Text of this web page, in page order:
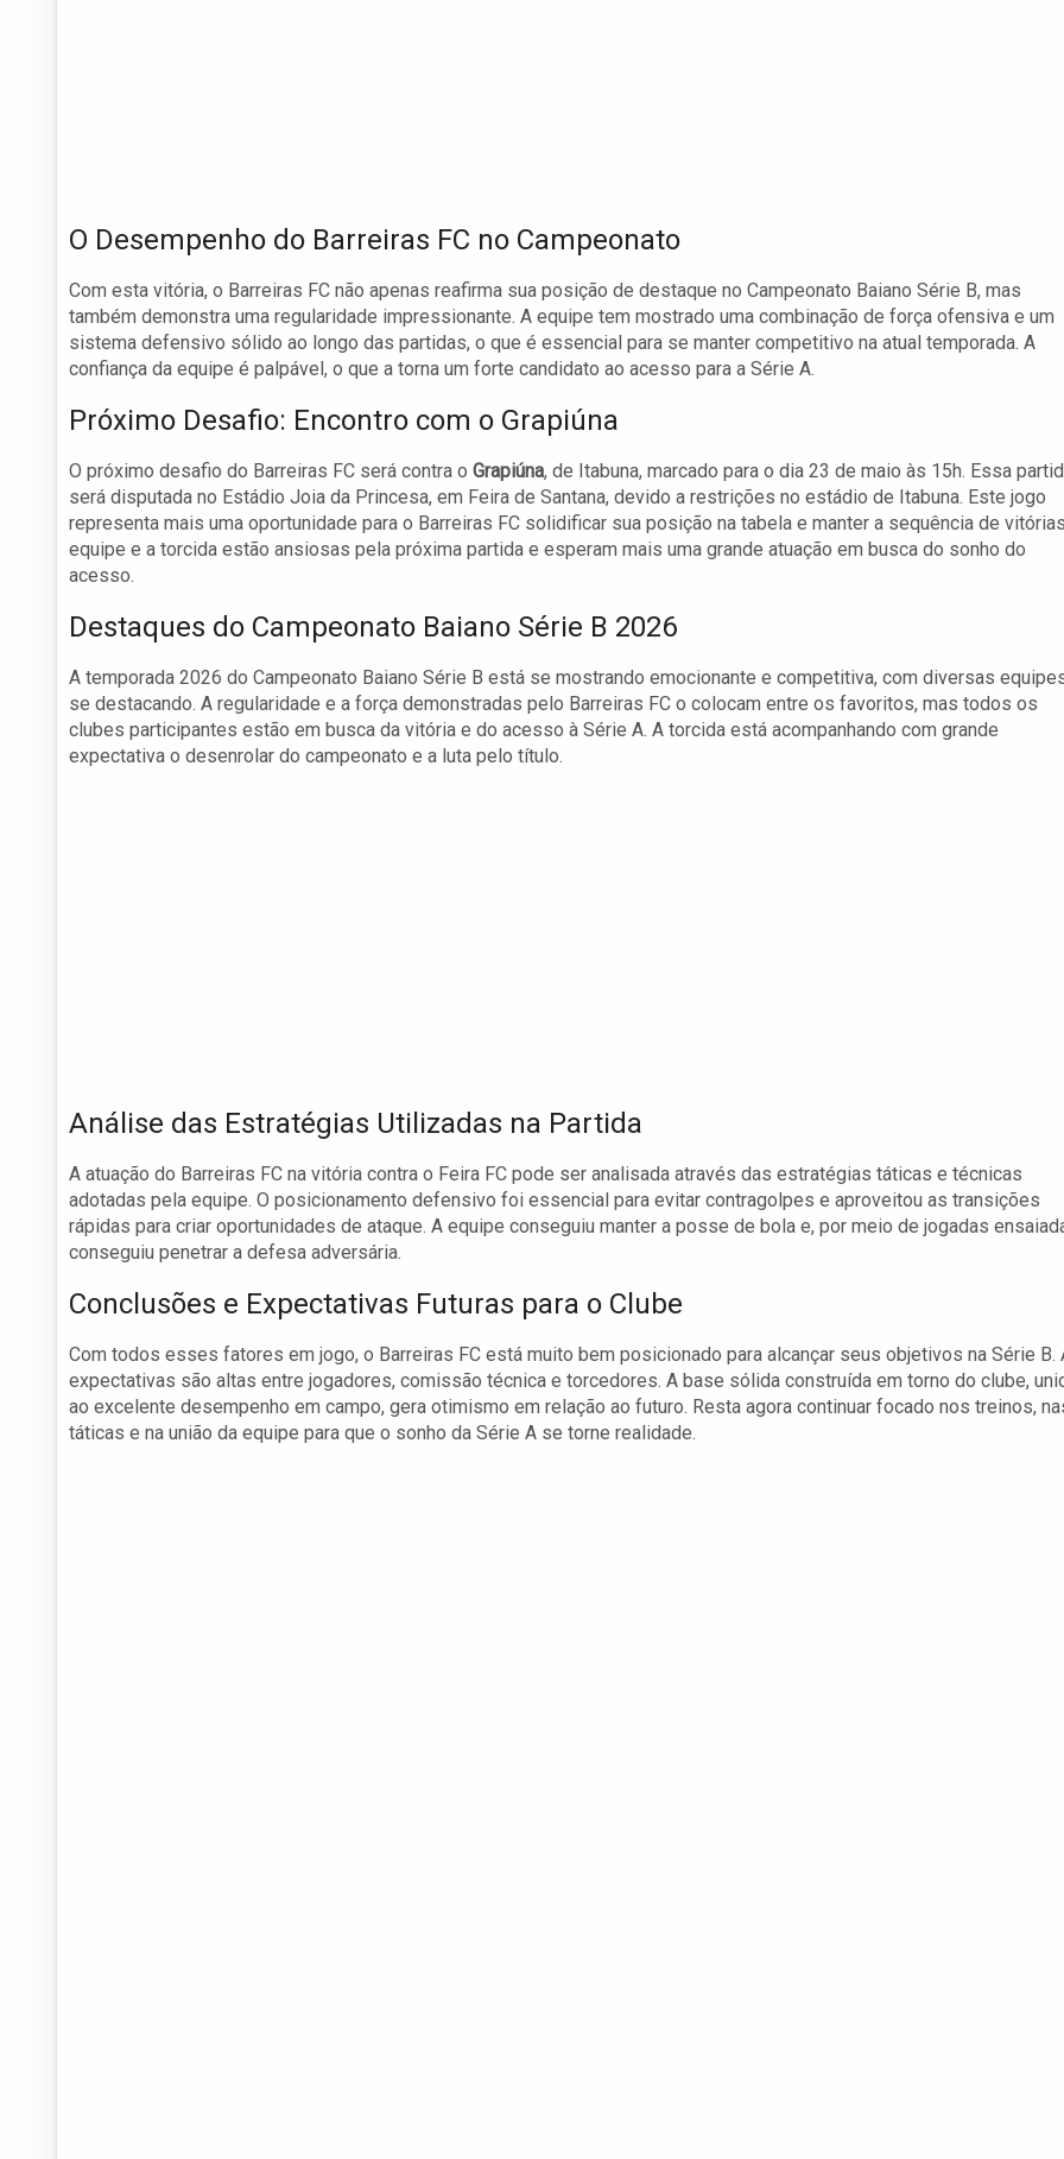
O Desempenho do Barreiras FC no Campeonato
Com esta vitória, o Barreiras FC não apenas reafirma sua posição de destaque no Campeonato Baiano Série B, mas
também demonstra uma regularidade impressionante. A equipe tem mostrado uma combinação de força ofensiva e um
sistema defensivo sólido ao longo das partidas, o que é essencial para se manter competitivo na atual temporada. A
confiança da equipe é palpável, o que a torna um forte candidato ao acesso para a Série A.
Próximo Desafio: Encontro com o Grapiúna
O próximo desafio do Barreiras FC será contra o Grapiúna, de Itabuna, marcado para o dia 23 de maio às 15h. Essa
será disputada no Estádio Joia da Princesa, em Feira de Santana, devido a restrições no estádio de Itabuna. Este jogo
representa mais uma oportunidade para o Barreiras FC solidificar sua posição na tabela e manter a sequência de
equipe e a torcida estão ansiosas pela próxima partida e esperam mais uma grande atuação em busca do sonho do
acesso.
Destaques do Campeonato Baiano Série B 2026
A temporada 2026 do Campeonato Baiano Série B está se mostrando emocionante e competitiva, com diversas
se destacando. A regularidade e a força demonstradas pelo Barreiras FC o colocam entre os favoritos, mas todos os
clubes participantes estão em busca da vitória e do acesso à Série A. A torcida está acompanhando com grande
expectativa o desenrolar do campeonato e a luta pelo título.
Análise das Estratégias Utilizadas na Partida
A atuação do Barreiras FC na vitória contra o Feira FC pode ser analisada através das estratégias táticas e técnicas
adotadas pela equipe. O posicionamento defensivo foi essencial para evitar contragolpes e aproveitou as transições
rápidas para criar oportunidades de ataque. A equipe conseguiu manter a posse de bola e, por meio de jogadas
conseguiu penetrar a defesa adversária.
Conclusões e Expectativas Futuras para o Clube
Com todos esses fatores em jogo, o Barreiras FC está muito bem posicionado para alcançar seus objetivos na Série B.
expectativas são altas entre jogadores, comissão técnica e torcedores. A base sólida construída em torno do clube,
ao excelente desempenho em campo, gera otimismo em relação ao futuro. Resta agora continuar focado nos treinos,
táticas e na união da equipe para que o sonho da Série A se torne realidade.